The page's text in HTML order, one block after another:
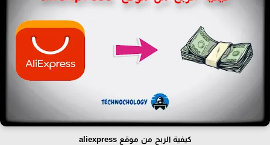
كيفية الربح من موقع aliexpress